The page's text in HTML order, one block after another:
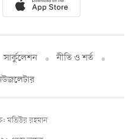
সার্কুলেশন
নীতি ও শর্ত
মতিউর রহমান